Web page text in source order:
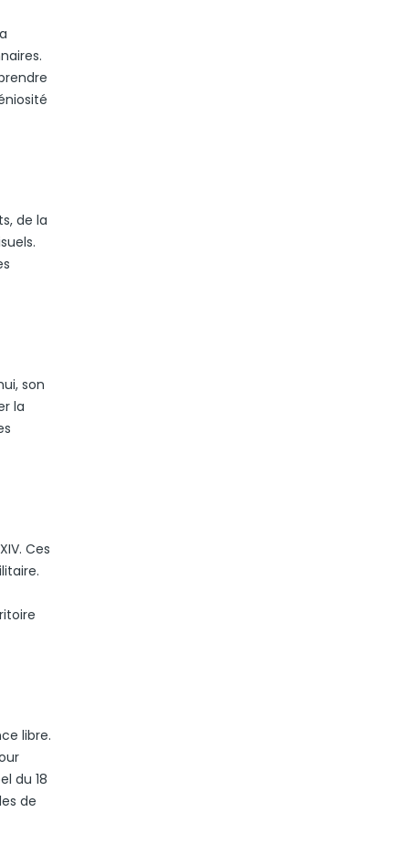
de la
son
la
Ces
libre.
du 18
de